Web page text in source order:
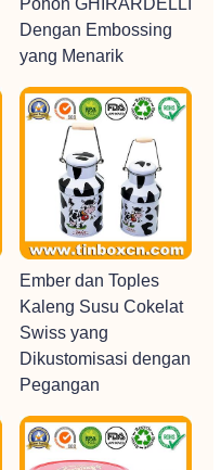
Dengan Embossing
yang Menarik
Ember dan Toples
Kaleng Susu Cokelat
Swiss yang
Dikustomisasi dengan
Pegangan